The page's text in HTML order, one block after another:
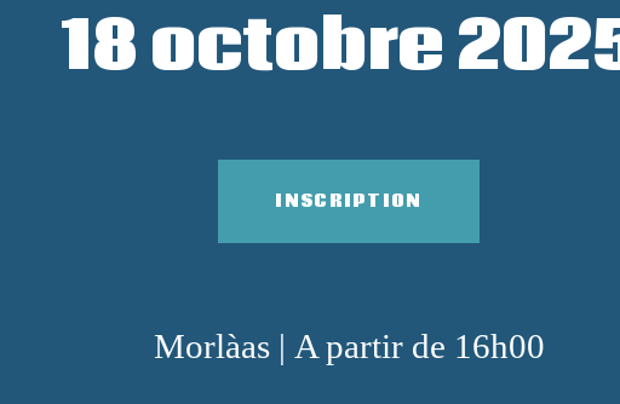
18 octobre
INSCRIPTION
Morlàas | A partir de 16h00